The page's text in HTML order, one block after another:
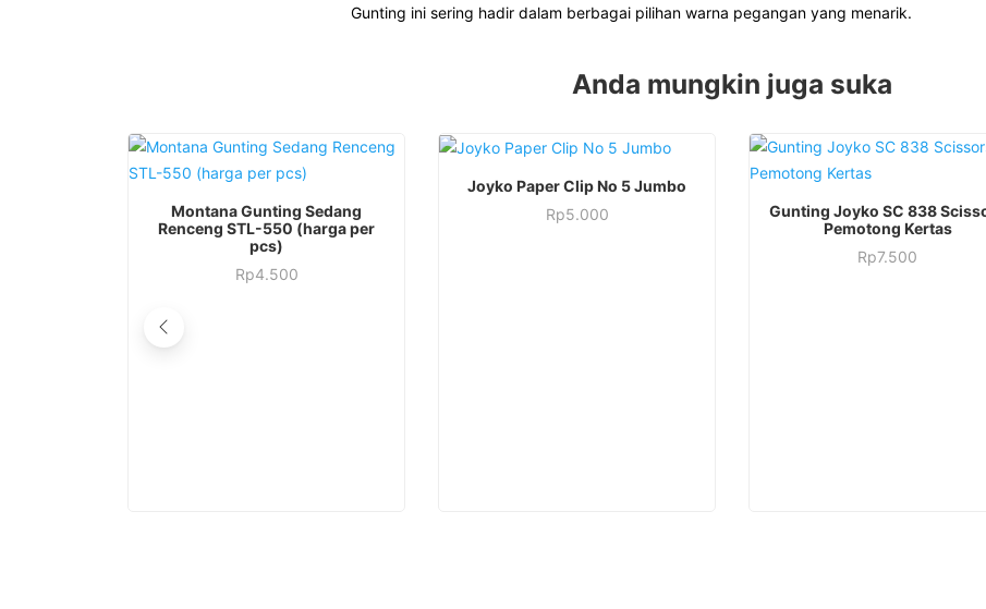
Gunting ini sering hadir dalam berbagai pilihan warna pegangan yang menarik.
Anda mungkin juga suka
Montana Gunting Sedang
Renceng STL-550 (harga per
pcs)
Rp4.500
Joyko Paper Clip No 5 Jumbo
Rp5.000
Gunting Joyko SC 838
Pemotong Kertas
Rp7.500